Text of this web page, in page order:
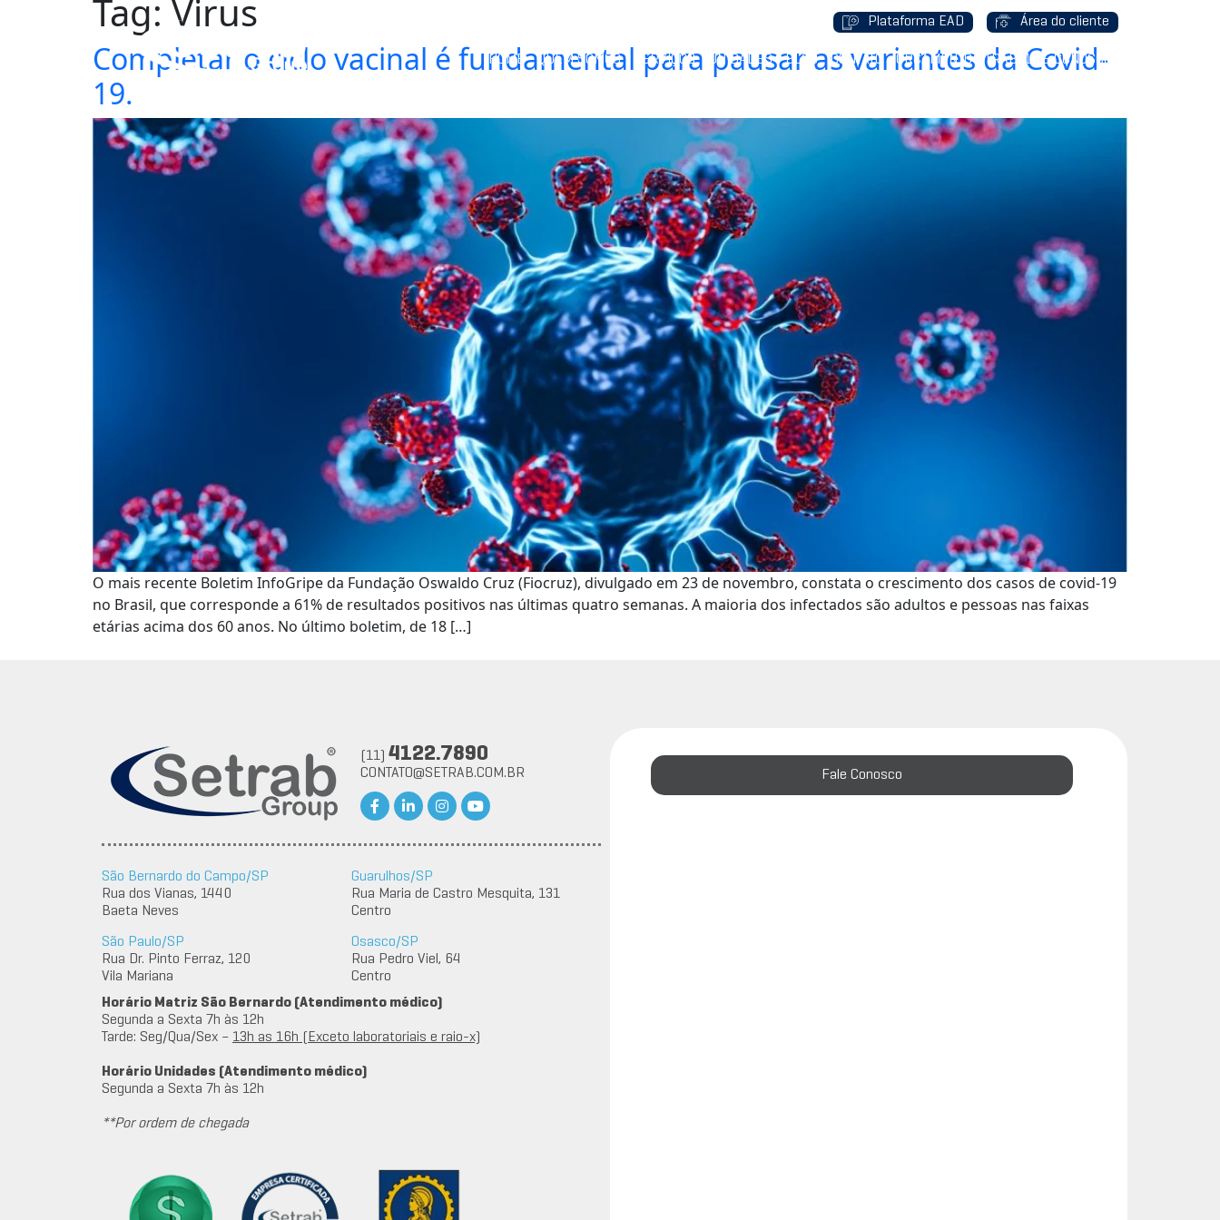
Plataforma EAD Área do cliente
HOME QUEM SOMOS SERVIÇOS UNIDADES BLOG CONTATO ORÇAMENTO TRABALHE CONOSCO
Tag: Virus
Completar o ciclo vacinal é fundamental para pausar as variantes da Covid-
19.
O mais recente Boletim InfoGripe da Fundação Oswaldo Cruz (Fiocruz), divulgado em 23 de novembro, constata o crescimento dos casos de covid-19
no Brasil, que corresponde a 61% de resultados positivos nas últimas quatro semanas. A maioria dos infectados são adultos e pessoas nas faixas
etárias acima dos 60 anos. No último boletim, de 18 […]
(11) 4122.7890
CONTATO@SETRAB.COM.BR
São Bernardo do Campo/SP
Rua dos Vianas, 1440
Baeta Neves
São Paulo/SP
Rua Dr. Pinto Ferraz, 120
Vila Mariana
Guarulhos/SP
Rua Maria de Castro Mesquita, 131
Centro
Osasco/SP
Rua Pedro Viel, 64
Centro
Horário Matriz São Bernardo (Atendimento médico)
Segunda a Sexta 7h às 12h
Tarde: Seg/Qua/Sex – 13h as 16h (Exceto laboratoriais e raio-x)
Horário Unidades (Atendimento médico)
Segunda a Sexta 7h às 12h
**Por ordem de chegada
Fale Conosco